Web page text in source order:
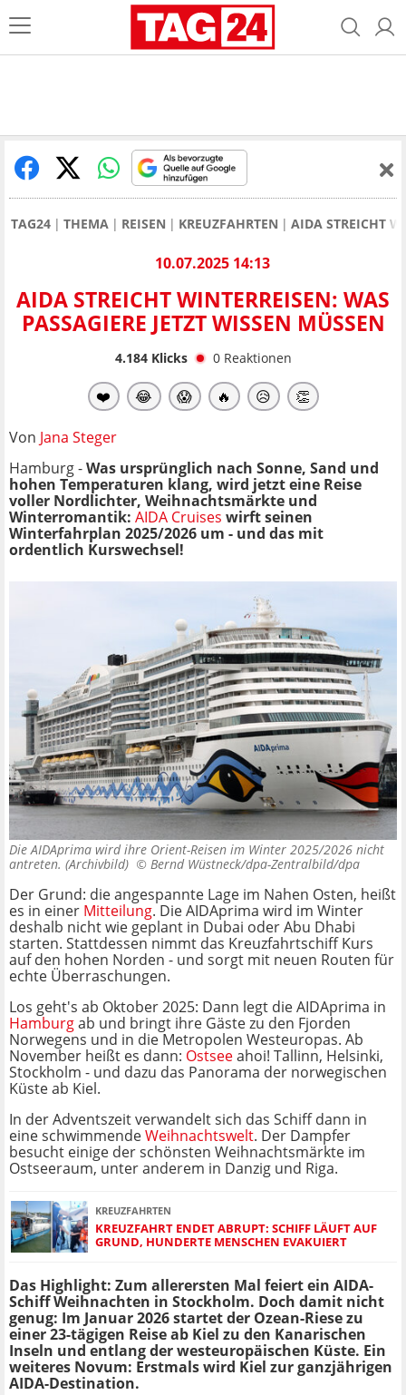
TAG24 THEMA REISEN KREUZFAHRTEN AIDA STREICHT
10.07.2025 14:13
AIDA STREICHT WINTERREISEN: WAS
PASSAGIERE JETZT WISSEN MÜSSEN
4.184Klicks 0 Reaktionen
❤️ 😂 😱 🔥 😥 👏
Von Jana Steger
Hamburg -Was ursprünglich nach Sonne, Sand und
hohen Temperaturen klang, wird jetzt eine Reise
voller Nordlichter, Weihnachtsmärkte und
Winterromantik: AIDA Cruises wirft seinen
Winterfahrplan 2025/2026 um - und das mit
ordentlich Kurswechsel!
Die AIDAprima wird ihre Orient-Reisen im Winter 2025/2026 nicht
antreten. (Archivbild) © Bernd Wüstneck/dpa-Zentralbild/dpa
Der Grund: die angespannte Lage im Nahen Osten, heißt
es in einer Mitteilung. Die AIDAprima wird im Winter
deshalb nicht wie geplant in Dubai oder Abu Dhabi
starten. Stattdessen nimmt das Kreuzfahrtschiff Kurs
auf den hohen Norden - und sorgt mit neuen Routen für
echte Überraschungen.
Los geht's ab Oktober 2025: Dann legt die AIDAprima in
Hamburgab und bringt ihre Gäste zu den Fjorden
Norwegens und in die Metropolen Westeuropas. Ab
November heißt es dann: Ostseeahoi! Tallinn, Helsinki,
Stockholm - und dazu das Panorama der norwegischen
Küste ab Kiel.
In der Adventszeit verwandelt sich das Schiff dann in
eine schwimmendeWeihnachtswelt. Der Dampfer
besucht einige der schönsten Weihnachtsmärkte im
Ostseeraum, unter anderem in Danzig und Riga.
KREUZFAHRTEN
KREUZFAHRT ENDET ABRUPT: SCHIFF LÄUFT AUF
GRUND, HUNDERTE MENSCHEN EVAKUIERT
Das Highlight: Zum allerersten Mal feiert ein AIDA-
Schiff Weihnachten in Stockholm. Doch damit nicht
genug: Im Januar 2026 startet der Ozean-Riese zu
einer 23-tägigen Reise ab Kiel zu den Kanarischen
Inseln und entlang der westeuropäischen Küste. Ein
weiteres Novum: Erstmals wird Kiel zur ganzjährigen
AIDA-Destination.